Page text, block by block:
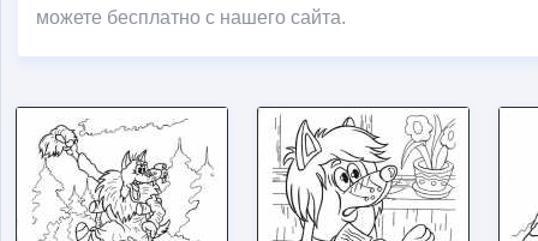
можете бесплатно с нашего сайта.